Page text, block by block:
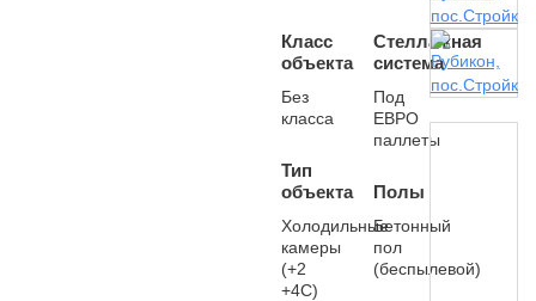
Класс
объекта
Без
класса
Тип
объекта
Холодильные
камеры
(+2
+4С)
Стеллажная
система
Под
ЕВРО
паллеты
Полы
Бетонный
пол
(беспылевой)